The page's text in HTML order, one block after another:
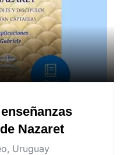
Nazaret
, Uruguay